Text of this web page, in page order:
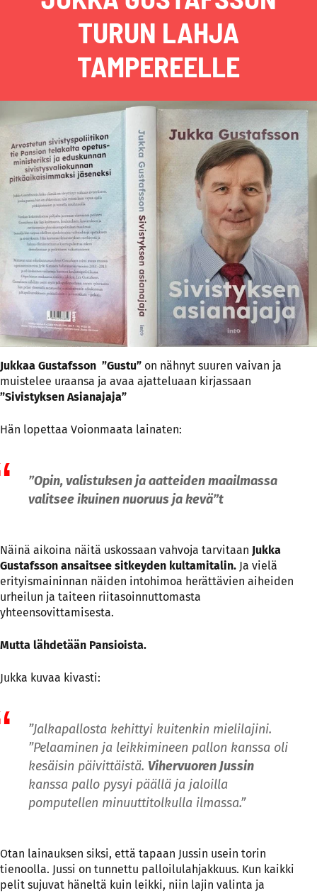
TURUN LAHJA
TAMPEREELLE
Jukkaa Gustafsson ”Gustu” on nähnyt suuren vaivan ja
muistelee uraansa ja avaa ajatteluaan kirjassaan
”Sivistyksen Asianajaja”
Hän lopettaa Voionmaata lainaten:
”Opin, valistuksen ja aatteiden maailmassa
valitsee ikuinen nuoruus ja kevä”t
Näinä aikoina näitä uskossaan vahvoja tarvitaan Jukka
Gustafsson ansaitsee sitkeyden kultamitalin. Ja vielä
erityismaininnan näiden intohimoa herättävien aiheiden
urheilun ja taiteen riitasoinnuttomasta
yhteensovittamisesta.
Mutta lähdetään Pansioista.
Jukka kuvaa kivasti:
”Jalkapallosta kehittyi kuitenkin mielilajini.
”Pelaaminen ja leikkimineen pallon kanssa oli
kesäisin päivittäistä. Vihervuoren Jussin
kanssa pallo pysyi päällä ja jaloilla
pomputellen minuuttitolkulla ilmassa.”
Otan lainauksen siksi, että tapaan Jussin usein torin
tienoolla. Jussi on tunnettu palloilulahjakkuus. Kun kaikki
pelit sujuvat häneltä kuin leikki, niin lajin valinta ja